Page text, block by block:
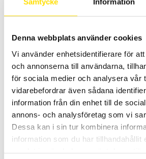
Denna webbplats använder cookies
Vi använder enhetsidentifierare för
och annonserna till användarna,
för sociala medier och analysera vår
vidarebefordrar även sådana
information från din enhet till de
annons- och analysföretag som vi
Dessa kan i sin tur kombinera
information som du har tillhandahållit
5,810.00KR–9,340.00KR
9,340.00 KR
CA6116N & CA6117
Installationstestare med svenska menyer
enkel rapportgenerering även till excel.
grafisk inkopplingsanvisning. Med